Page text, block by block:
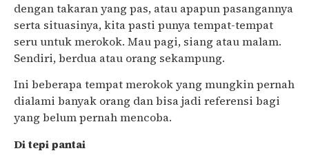
dengan takaran yang pas, atau apapun pasangannya
serta situasinya, kita pasti punya tempat-tempat
seru untuk merokok. Mau pagi, siang atau malam.
Sendiri, berdua atau orang sekampung.
Ini beberapa tempat merokok yang mungkin pernah
dialami banyak orang dan bisa jadi referensi bagi
yang belum pernah mencoba.
Di tepi pantai